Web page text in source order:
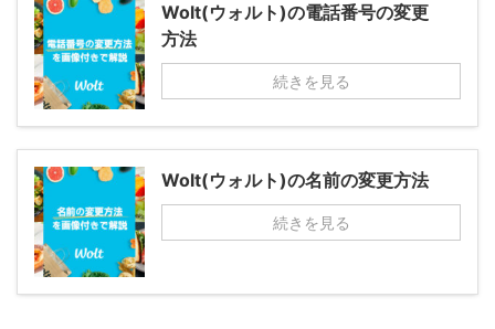
Wolt(ウォルト)の電話番号の変更
方法
続きを見る
Wolt(ウォルト)の名前の変更方法
続きを見る